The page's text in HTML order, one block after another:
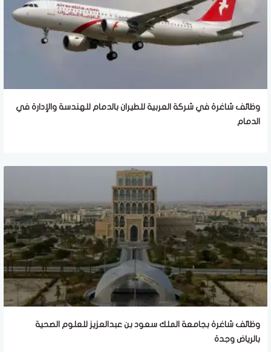
وظائف شاغرة في شركة العربية للطيران بالدمام للهندسة والإدارة في
الدمام
وظائف شاغرة بجامعة الملك سعود بن عبدالعزيز للعلوم الصحية
بالرياض وجدة